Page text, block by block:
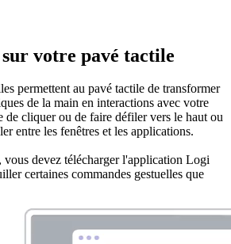
votre pavé tactile
permettent au pavé tactile de transformer
de la main en interactions avec votre
de cliquer ou de faire défiler vers le haut ou
entre les fenêtres et les applications.
devez télécharger l'application Logi
certaines commandes gestuelles que